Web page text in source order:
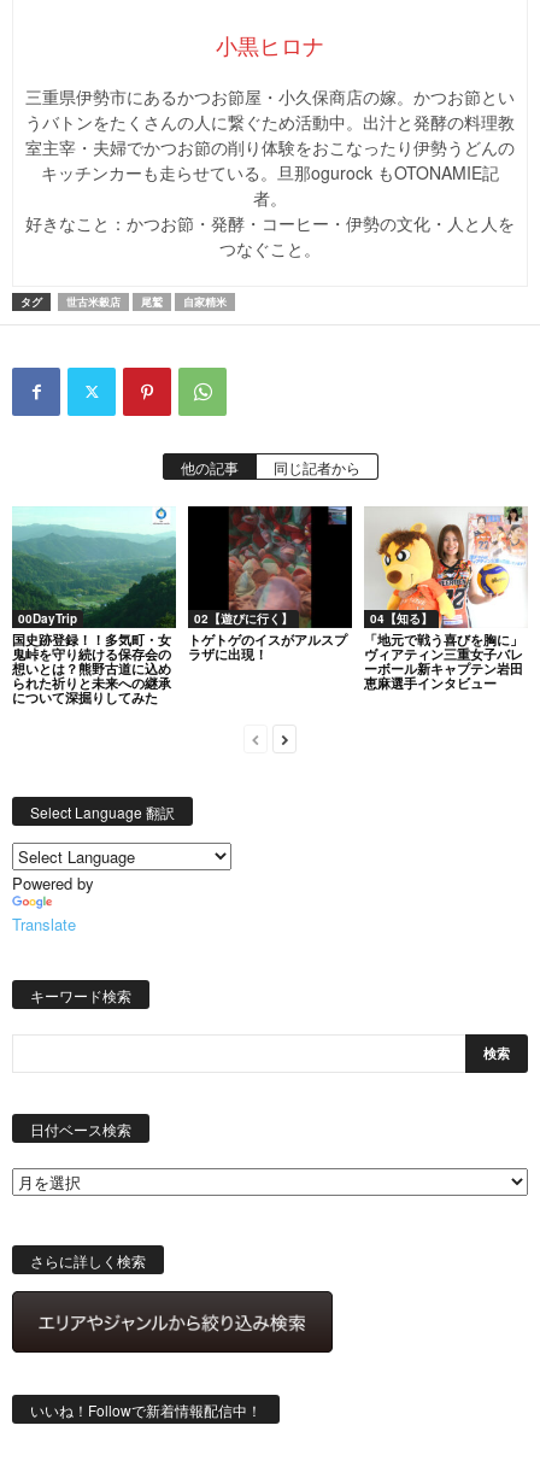
小黒ヒロナ
三重県伊勢市にあるかつお節屋・小久保商店の嫁。かつお節とい
うバトンをたくさんの人に繋ぐため活動中。出汁と発酵の料理教
室主宰・夫婦でかつお節の削り体験をおこなったり伊勢うどんの
キッチンカーも走らせている。旦那ogurock もOTONAMIE記
者。
好きなこと：かつお節・発酵・コーヒー・伊勢の文化・人と人を
つなぐこと。
タグ 世古米穀店 尾鷲 自家精米
他の記事 同じ記者から
00DayTrip
国史跡登録！！多気町・女
鬼峠を守り続ける保存会の
想いとは？熊野古道に込め
られた祈りと未来への継承
について深掘りしてみた
02【遊びに行く】
トゲトゲのイスがアルスプ
ラザに出現！
04【知る】
「地元で戦う喜びを胸に」
ヴィアティン三重女子バレ
ーボール新キャプテン岩田
恵麻選手インタビュー
Select Language 翻訳
Powered by
Translate
キーワード検索
日付ベース検索
索
さらに詳しく検索
いいね！Followで新着情報配信中！